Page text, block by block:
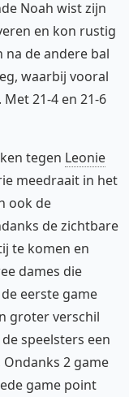
Noah wist zijn
en kon rustig
de andere bal
waarbij vooral
21-4 en 21-6
tegen Leonie
meedraait in het
ook de
de zichtbare
te komen en
dames die
eerste game
groter verschil
speelsters een
2 game
game point